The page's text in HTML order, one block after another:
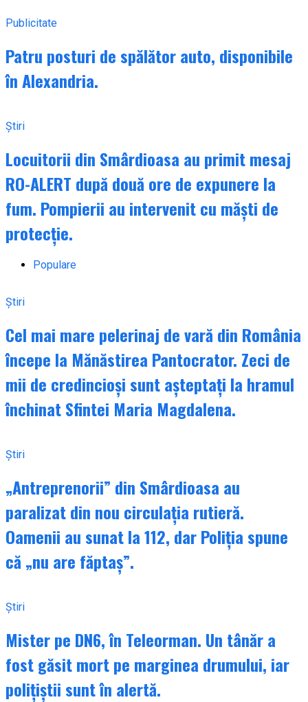
Publicitate
Patru posturi de spălător auto, disponibile
în Alexandria.
Știri
Locuitorii din Smârdioasa au primit mesaj
RO-ALERT după două ore de expunere la
fum. Pompierii au intervenit cu măști de
protecție.
Populare
Știri
Cel mai mare pelerinaj de vară din România
începe la Mănăstirea Pantocrator. Zeci de
mii de credincioși sunt așteptați la hramul
închinat Sfintei Maria Magdalena.
Știri
„Antreprenorii” din Smârdioasa au
paralizat din nou circulația rutieră.
Oamenii au sunat la 112, dar Poliția spune
că „nu are făptaș”.
Știri
Mister pe DN6, în Teleorman. Un tânăr a
fost găsit mort pe marginea drumului, iar
polițiștii sunt în alertă.